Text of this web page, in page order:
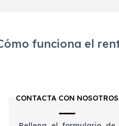
funciona el
CONTACTA CON NOSOTROS